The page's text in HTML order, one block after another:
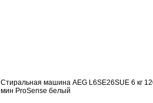
Стиральная машина AEG L6SE26SUE 6 кг
мин ProSense белый